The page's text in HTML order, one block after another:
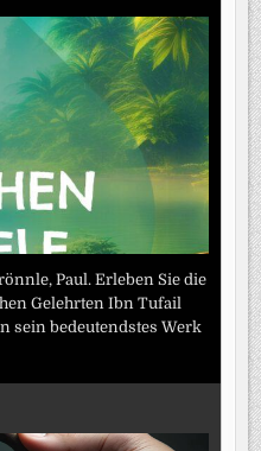
Paul. Erleben Sie die
Gelehrten Ibn Tufail
sein bedeutendstes Werk